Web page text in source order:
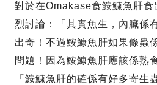
對於在Omakase食鮟鱇魚肝食
烈討論：「其實魚生，內臟係
出奇！不過鮟鱇魚肝如果條蟲
問題！因為鮟鱇魚肝應該係熟
「鮟鱇魚肝的確係有好多寄生